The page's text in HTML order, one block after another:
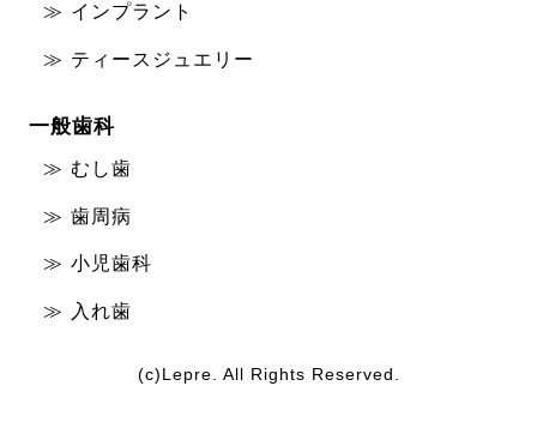
インプラント
ティースジュエリー
一般歯科
むし歯
歯周病
小児歯科
入れ歯
(c)Lepre. All Rights Reserved.